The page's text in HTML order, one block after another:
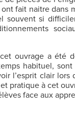
fait naitre dans
souvent si
ouvrage a été
habituel,
l’esprit clair lors
pratique à cet
face aux